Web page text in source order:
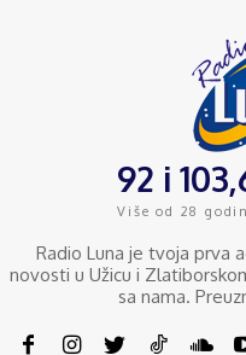
92 i
Više od 28
Radio Luna je tvoja prva
novosti u Užicu i
sa nama.